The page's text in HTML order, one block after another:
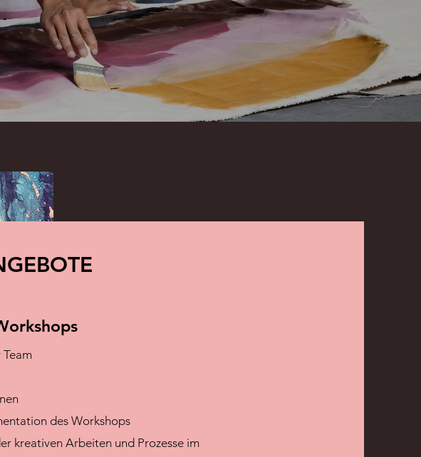
des Workshops
kreativen Arbeiten und Prozesse im